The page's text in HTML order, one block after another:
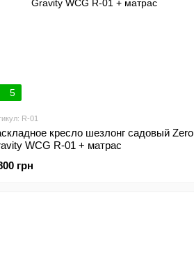
5
R-01
кресло шезлонг садовый Zero
WCG R-01 + матрас
грн